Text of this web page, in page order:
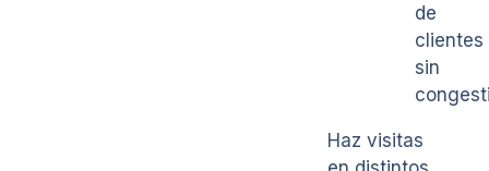
de
clientes
sin
Haz visitas